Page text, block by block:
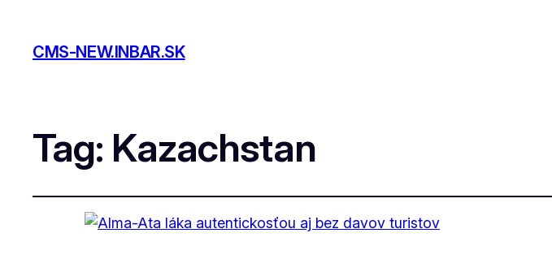
CMS-NEW.INBAR.SK
Tag: Kazachstan